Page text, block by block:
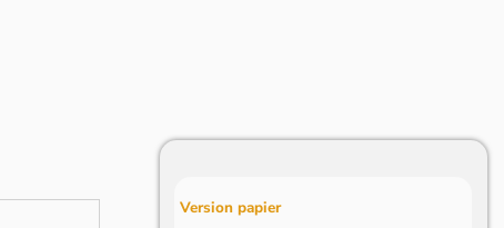
Version papier